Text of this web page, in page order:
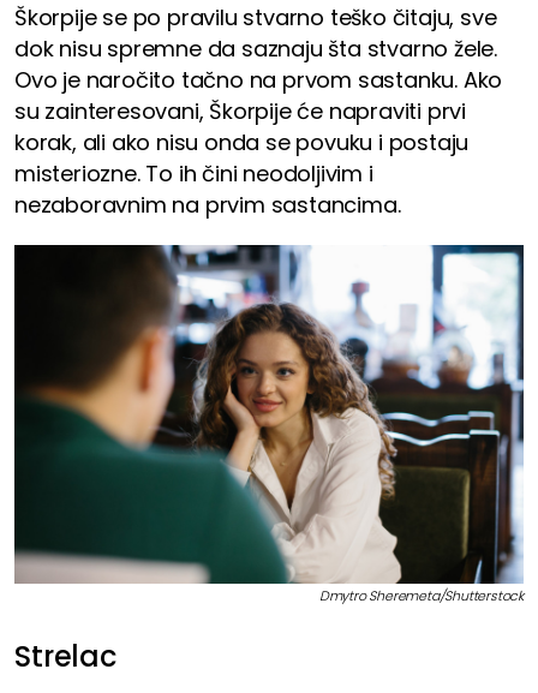
Škorpije se po pravilu stvarno teško čitaju, sve
dok nisu spremne da saznaju šta stvarno žele.
Ovo je naročito tačno na prvom sastanku. Ako
su zainteresovani, Škorpije će napraviti prvi
korak, ali ako nisu onda se povuku i postaju
misteriozne. To ih čini neodoljivim i
nezaboravnim na prvim sastancima.
Dmytro Sheremeta/Shutterstock
Strelac